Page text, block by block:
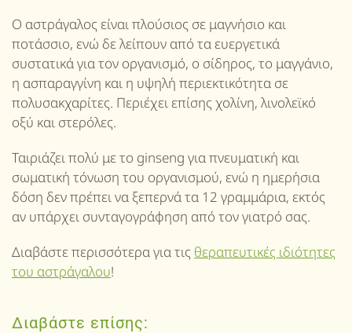
Ο αστράγαλος είναι πλούσιος σε μαγνήσιο και
ποτάσσιο, ενώ δε λείπουν από τα ευεργετικά
συστατικά για τον οργανισμό, ο σίδηρος, το μαγγάνιο,
η ασπαραγγίνη και η υψηλή περιεκτικότητα σε
πολυσακχαρίτες. Περιέχει επίσης χολίνη, λινολεϊκό
οξύ και στερόλες.
Ταιριάζει πολύ με το ginseng για πνευματική και
σωματική τόνωση του οργανισμού, ενώ η ημερήσια
δόση δεν πρέπει να ξεπερνά τα 12 γραμμάρια, εκτός
αν υπάρχει συνταγογράφηση από τον γιατρό σας.
Διαβάστε περισσότερα για τις θεραπευτικές ιδιότητες
του αστράγαλου!
Διαβάστε επίσης: